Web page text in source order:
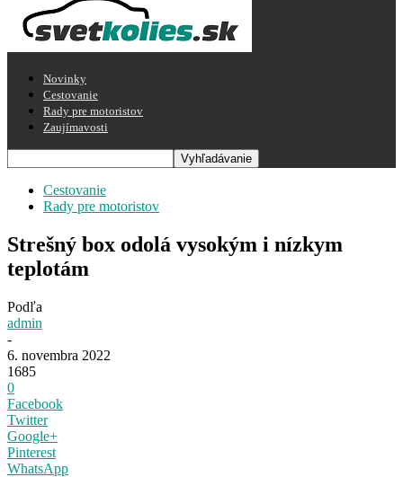
Novinky
Cestovanie
Rady pre motoristov
Zaujímavosti
Cestovanie
Rady pre motoristov
Strešný box odolá vysokým i nízkym
teplotám
Podľa
admin
-
6. novembra 2022
1685
0
Facebook
Twitter
Google+
Pinterest
WhatsApp